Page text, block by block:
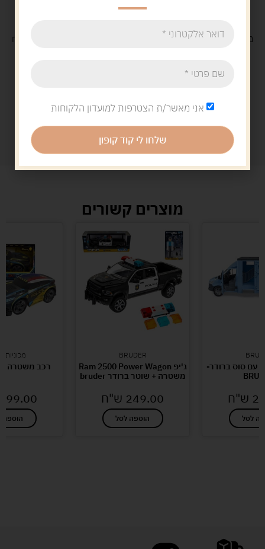
משלוח חינםבקנייה מעל 329 ש"ח
מוצרים קשורים
עם סוס ברודר-
ש"ח
לסל
BRUDER
ג'יפ Ram 2500 Power Wagon
משטרה + שוטר ברודר bruder
249.00 ש"ח
הוספה לסל
מכוניות
רכב משטרה
הוספה
אני מאשר/ת הצטרפות למועדון הלקוחות
שלחו לי קוד קופון